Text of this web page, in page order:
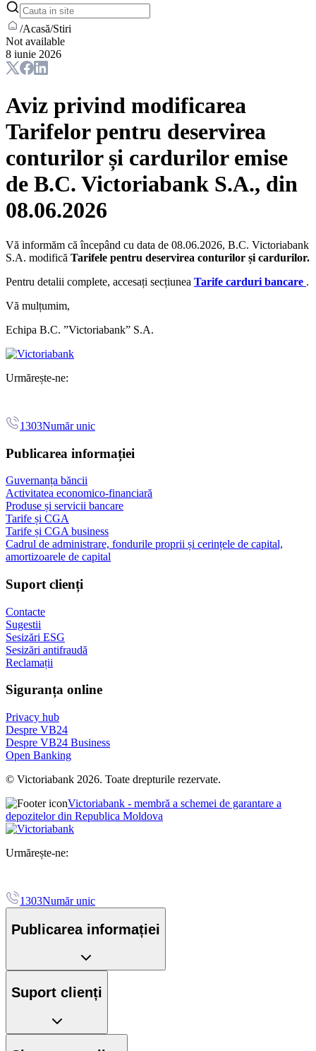
/Acasă/Stiri
Not available
8 iunie 2026
Aviz privind modificarea
Tarifelor pentru deservirea
conturilor și cardurilor emise
de B.C. Victoriabank S.A., din
08.06.2026
Vă informăm că începând cu data de 08.06.2026, B.C. Victoriabank
S.A. modifică Tarifele pentru deservirea conturilor și cardurilor.
Pentru detalii complete, accesați secțiunea Tarife carduri bancare .
Vă mulțumim,
Echipa B.C. ”Victoriabank” S.A.
Urmărește-ne:
1303Număr unic
Publicarea informației
Guvernanța băncii
Activitatea economico-financiară
Produse și servicii bancare
Tarife și CGA
Tarife și CGA business
Cadrul de administrare, fondurile proprii și cerințele de capital,
amortizoarele de capital
Suport clienți
Contacte
Sugestii
Sesizări ESG
Sesizări antifraudă
Reclamații
Siguranța online
Privacy hub
Despre VB24
Despre VB24 Business
Open Banking
© Victoriabank 2026. Toate drepturile rezervate.
Victoriabank - membră a schemei de garantare a
depozitelor din Republica Moldova
Urmărește-ne:
1303Număr unic
Publicarea informației
Suport clienți